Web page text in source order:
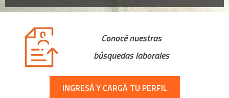
Conocé nuestras
búsquedas laborales
INGRESÁ Y CARGÁ TU PERFIL